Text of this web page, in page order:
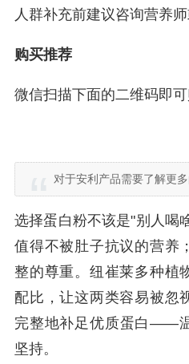
人群补充前建议咨询营养师
购买推荐
微信扫描下面的二维码即
对于安利产品需要了解更
选择蛋白粉不该是"别人喝
值得不被肚子抗议的营养
整的尊重。纽崔莱多种植
配比，让这两类容易被忽
完整地补足优质蛋白——
坚持。